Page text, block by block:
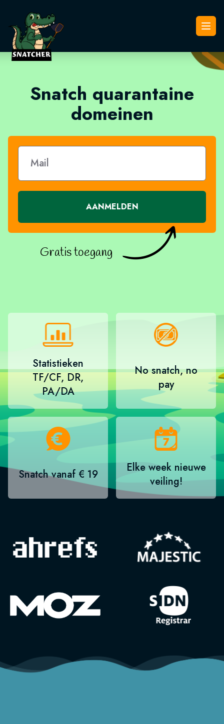
Snatcher
Snatch quarantaine
domeinen
AANMELDEN
Gratis toegang
Statistieken
TF/CF, DR,
PA/DA
No snatch, no
pay
Snatch vanaf € 19
Elke week nieuwe
veiling!